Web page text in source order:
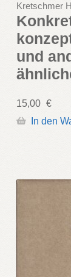
Kretschmer
und
15,00 €
In den